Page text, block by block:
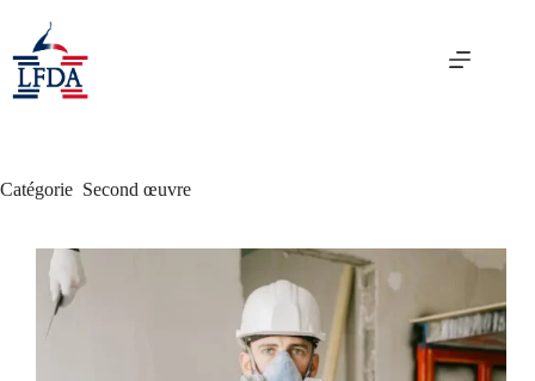
contenu
Catégorie Second œuvre